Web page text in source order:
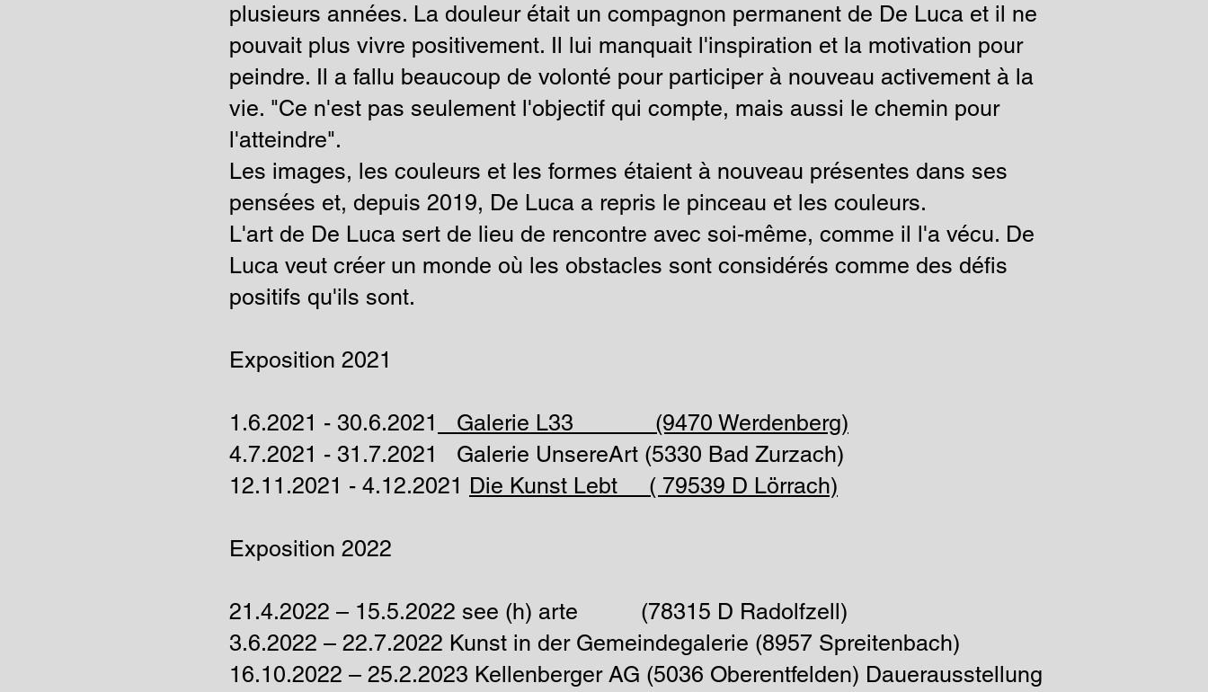
plusieurs années. La douleur était un compagnon permanent de De Luca et il ne
pouvait plus vivre positivement. Il lui manquait l'inspiration et la motivation pour
peindre. Il a fallu beaucoup de volonté pour participer à nouveau activement à la
vie. "Ce n'est pas seulement l'objectif qui compte, mais aussi le chemin pour
l'atteindre".
Les images, les couleurs et les formes étaient à nouveau présentes dans ses
pensées et, depuis 2019, De Luca a repris le pinceau et les couleurs.
L'art de De Luca sert de lieu de rencontre avec soi-même, comme il l'a vécu. De
Luca veut créer un monde où les obstacles sont considérés comme des défis
positifs qu'ils sont.
Exposition 2021
1.6.2021 - 30.6.2021
Galerie L33 (9470 Werdenberg)
4.7.2021 - 31.7.2021 Galerie UnsereArt (5330 Bad Zurzach)
12.11.2021 - 4.12.2021 Die Kunst Lebt ( 79539 D Lörrach)
Exposition 2022
21.4.2022 – 15.5.2022 see (h) arte (78315 D Radolfzell)
3.6.2022 – 22.7.2022 Kunst in der Gemeindegalerie (8957 Spreitenbach)
16.10.2022 – 25.2.2023 Kellenberger AG (5036 Oberentfelden) Dauerausstellung